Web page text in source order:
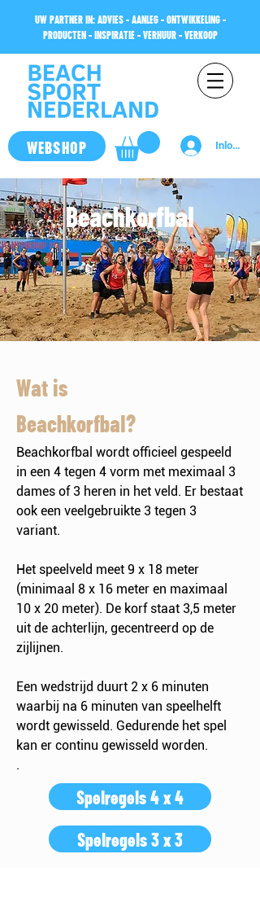
UW PARTNER IN: ADVIES - AANLEG - ONTWIKKELING -
PRODUCTEN - INSPIRATIE - VERHUUR - VERKOOP
WEBSHOP Inloggen
Beachkorfbal
Wat is
Beachkorfbal?
Beachkorfbal wordt officieel gespeeld
in een 4 tegen 4 vorm met meximaal 3
dames of 3 heren in het veld. Er bestaat
ook een veelgebruikte 3 tegen 3
variant.
Het speelveld meet 9 x 18 meter
(minimaal 8 x 16 meter en maximaal
10 x 20 meter). De korf staat 3,5 meter
uit de achterlijn, gecentreerd op de
zijlijnen.
Een wedstrijd duurt 2 x 6 minuten
waarbij na 6 minuten van speelhelft
wordt gewisseld. Gedurende het spel
kan er continu gewisseld worden.
.
Spelregels 4 x 4
Spelregels 3 x 3